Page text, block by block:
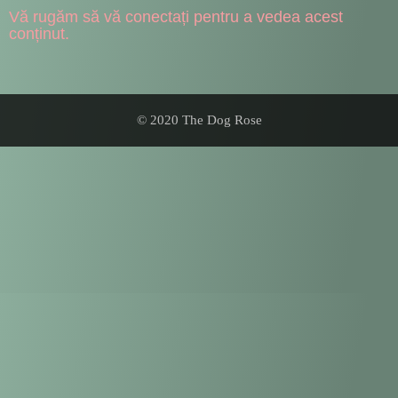
Vă rugăm să vă conectați pentru a vedea acest
conținut.
© 2020 The Dog Rose